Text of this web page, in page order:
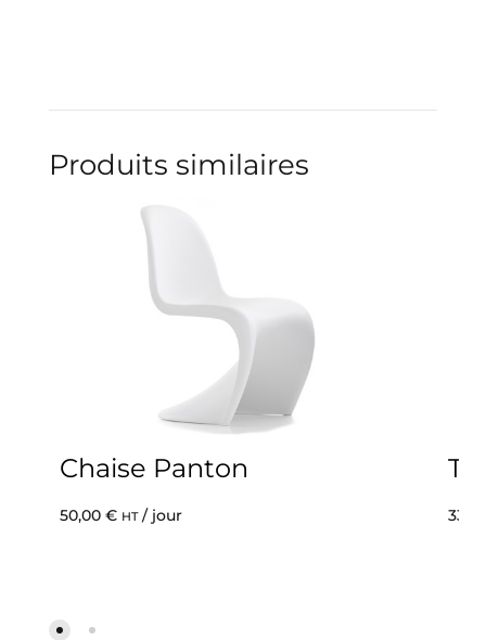
Produits similaires
Chaise Panton
50,00 € HT/ jour